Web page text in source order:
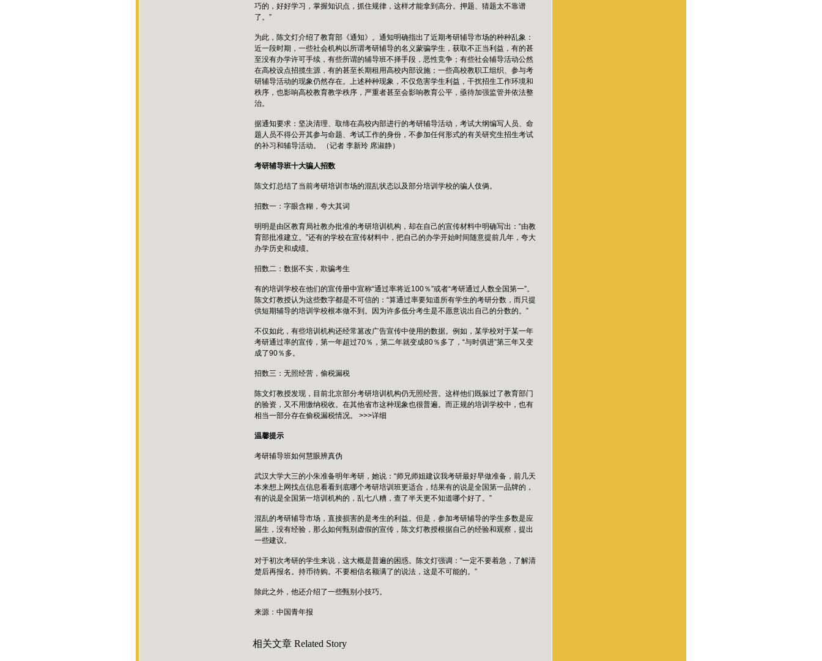
巧的，好好学习，掌握知识点，抓住规律，这样才能拿到高分。押题、猜题太不靠谱
了。”
为此，陈文灯介绍了教育部《通知》。通知明确指出了近期考研辅导市场的种种乱象：
近一段时期，一些社会机构以所谓考研辅导的名义蒙骗学生，获取不正当利益，有的甚
至没有办学许可手续，有些所谓的辅导班不择手段，恶性竞争；有些社会辅导活动公然
在高校设点招揽生源，有的甚至长期租用高校内部设施；一些高校教职工组织、参与考
研辅导活动的现象仍然存在。上述种种现象，不仅危害学生利益，干扰招生工作环境和
秩序，也影响高校教育教学秩序，严重者甚至会影响教育公平，亟待加强监管并依法整
治。
据通知要求：坚决清理、取缔在高校内部进行的考研辅导活动，考试大纲编写人员、命
题人员不得公开其参与命题、考试工作的身份，不参加任何形式的有关研究生招生考试
的补习和辅导活动。 （记者 李新玲 席淑静）
考研辅导班十大骗人招数
陈文灯总结了当前考研培训市场的混乱状态以及部分培训学校的骗人伎俩。
招数一：字眼含糊，夸大其词
明明是由区教育局社教办批准的考研培训机构，却在自己的宣传材料中明确写出：“由教
育部批准建立。”还有的学校在宣传材料中，把自己的办学开始时间随意提前几年，夸大
办学历史和成绩。
招数二：数据不实，欺骗考生
有的培训学校在他们的宣传册中宣称“通过率将近100％”或者“考研通过人数全国第一”。
陈文灯教授认为这些数字都是不可信的：“算通过率要知道所有学生的考研分数，而只提
供短期辅导的培训学校根本做不到。因为许多低分考生是不愿意说出自己的分数的。”
不仅如此，有些培训机构还经常篡改广告宣传中使用的数据。例如，某学校对于某一年
考研通过率的宣传，第一年超过70％，第二年就变成80％多了，“与时俱进”第三年又变
成了90％多。
招数三：无照经营，偷税漏税
陈文灯教授发现，目前北京部分考研培训机构仍无照经营。这样他们既躲过了教育部门
的验资，又不用缴纳税收。在其他省市这种现象也很普遍。而正规的培训学校中，也有
相当一部分存在偷税漏税情况。 >>>详细
温馨提示
考研辅导班如何慧眼辨真伪
武汉大学大三的小朱准备明年考研，她说：“师兄师姐建议我考研最好早做准备，前几天
本来想上网找点信息看看到底哪个考研培训班更适合，结果有的说是全国第一品牌的，
有的说是全国第一培训机构的，乱七八糟，查了半天更不知道哪个好了。”
混乱的考研辅导市场，直接损害的是考生的利益。但是，参加考研辅导的学生多数是应
届生，没有经验，那么如何甄别虚假的宣传，陈文灯教授根据自己的经验和观察，提出
一些建议。
对于初次考研的学生来说，这大概是普遍的困惑。陈文灯强调：“一定不要着急，了解清
楚后再报名。持币待购。不要相信名额满了的说法，这是不可能的。”
除此之外，他还介绍了一些甄别小技巧。
来源：中国青年报
相关文章 Related Story